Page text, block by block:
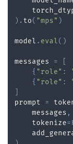
) . to( "mps" )
model . eval( )
messages =
{ "role" :
{ "role" :
prompt =
    messages
,
    tokenize
=